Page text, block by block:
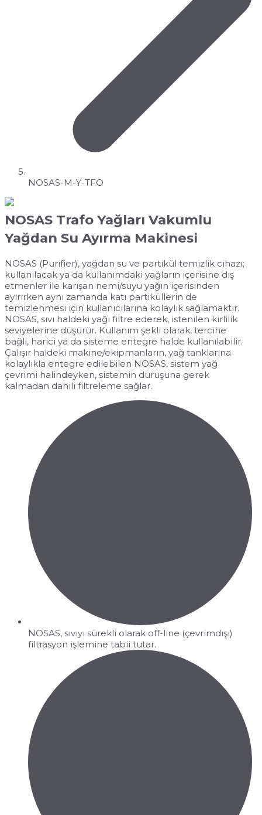
NOSAS-M-Y-TFO
NOSAS Trafo Yağları Vakumlu
Yağdan Su Ayırma Makinesi
NOSAS (Purifier), yağdan su ve partikül temizlik cihazı;
kullanılacak ya da kullanımdaki yağların içerisine dış
etmenler ile karışan nemi/suyu yağın içerisinden
ayırırken aynı zamanda katı partiküllerin de
temizlenmesi için kullanıcılarına kolaylık sağlamaktır.
NOSAS, sıvı haldeki yağı filtre ederek, istenilen kirlilik
seviyelerine düşürür. Kullanım şekli olarak, tercihe
bağlı, harici ya da sisteme entegre halde kullanılabilir.
Çalışır haldeki makine/ekipmanların, yağ tanklarına
kolaylıkla entegre edilebilen NOSAS, sistem yağ
çevrimi halindeyken, sistemin duruşuna gerek
kalmadan dahili filtreleme sağlar.
NOSAS, sıvıyı sürekli olarak off-line (çevrimdışı)
filtrasyon işlemine tabii tutar.